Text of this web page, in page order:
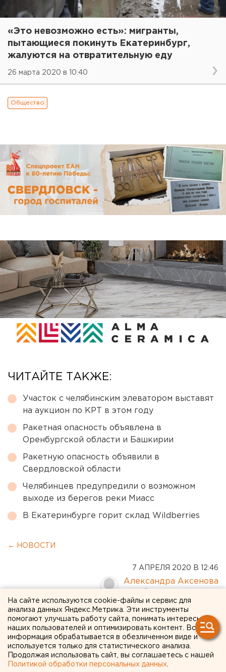
«Это невозможно есть»: мигранты,
пытающиеся покинуть Екатеринбург,
жалуются на отвратительную еду
26 марта 2020 в 10:40
Общество
ЧИТАЙТЕ ТАКЖЕ:
Участок с челябинским элеватором выставят
на аукцион по КРТ в этом году
Ракетная опасность объявлена в
Оренбургской области и Башкирии
Ракетную опасность объявили в
Свердловской области
Челябинцев предупредили о возможном
выходе из берегов реки Миасс
В Екатеринбурге горит склад Wildberries
← НОВОСТИ
7 АПРЕЛЯ 2020 В 12:46
Александра Аксенова
Зона хождения: в закрытом
Шарташском лесопарке
снесли шлагбаум, гуляют
все (ВИДЕО)
На сайте используются cookie-файлы и сервис для
анализа данных Яндекс.Метрика. Эти инструменты
помогают улучшать работу сайта, понимать интересы
наших пользователей и оптимизировать контент. Вся
информация обрабатывается в обезличенном виде и
используется только для статистического анализа.
Продолжая использовать сайт, вы соглашаетесь с нашей
Политикой обработки персональных данных